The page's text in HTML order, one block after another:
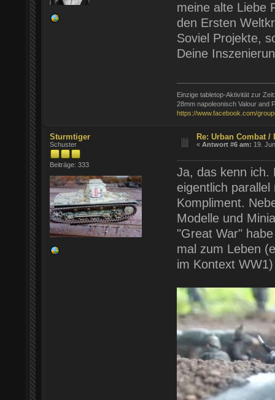
meine alte Liebe
den Ersten
Soviel Projekte,
Deine
Einzige tabletop-Aktivität zur Zeit:
28mm napoleonisch Valour and
https://www.facebook.com/
Sturmtiger
Schuster
Beiträge: 333
Re: Urban Combat
«Antwort #6 am: 19.
Ja, das kenn ich.
eigentlich
Kompliment.
Modelle und
"Great War"
mal zum Leben
im Kontext